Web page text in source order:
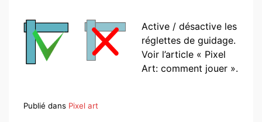
Active / désactive les
réglettes de guidage.
Voir l’article « Pixel
Art: comment jouer ».
Publié dans Pixel art